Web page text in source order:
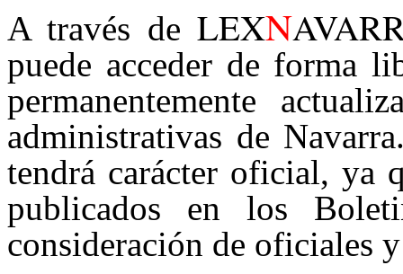
A través de LEXN
puede acceder de forma
permanentemente
administrativas de
tendrá carácter oficial, ya
publicados en los
consideración de oficiales